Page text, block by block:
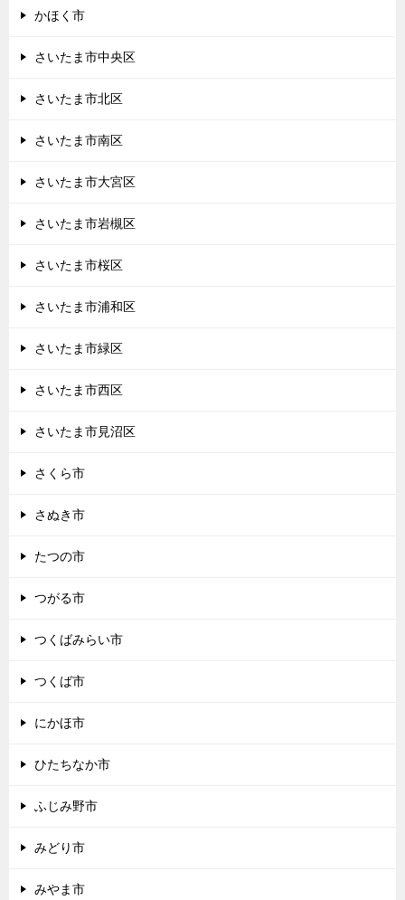
かほく市
さいたま市中央区
さいたま市北区
さいたま市南区
さいたま市大宮区
さいたま市岩槻区
さいたま市桜区
さいたま市浦和区
さいたま市緑区
さいたま市西区
さいたま市見沼区
さくら市
さぬき市
たつの市
つがる市
つくばみらい市
つくば市
にかほ市
ひたちなか市
ふじみ野市
みどり市
みやま市